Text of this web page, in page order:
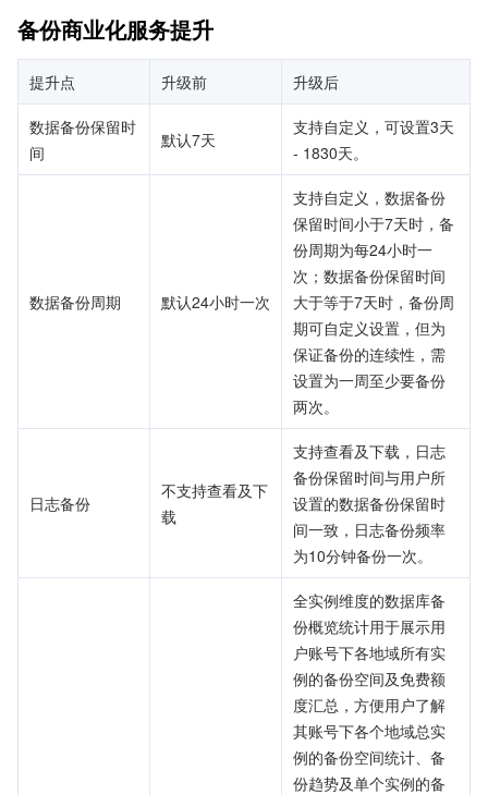
备份商业化服务提升
提升点 升级前 升级后
数据备份保留时
间
默认7天
支持自定义，可设置3天
- 1830天。
数据备份周期 默认24小时一次
支持自定义，数据备份
保留时间小于7天时，备
份周期为每24小时一
次；数据备份保留时间
大于等于7天时，备份周
期可自定义设置，但为
保证备份的连续性，需
设置为一周至少要备份
两次。
日志备份
不支持查看及下
载
支持查看及下载，日志
备份保留时间与用户所
设置的数据备份保留时
间一致，日志备份频率
为10分钟备份一次。
全实例维度的数据库备
份概览统计用于展示用
户账号下各地域所有实
例的备份空间及免费额
度汇总，方便用户了解
其账号下各个地域总实
例的备份空间统计、备
份趋势及单个实例的备